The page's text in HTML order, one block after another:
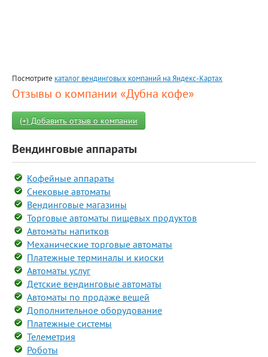
Посмотрите каталог вендинговых компаний на Яндекс-Картах
Отзывы о компании «Дубна кофе»
(+) Добавить отзыв о компании
Вендинговые аппараты
Кофейные аппараты
Снековые автоматы
Вендинговые магазины
Торговые автоматы пищевых продуктов
Автоматы напитков
Механические торговые автоматы
Платежные терминалы и киоски
Автоматы услуг
Детские вендинговые автоматы
Автоматы по продаже вещей
Дополнительное оборудование
Платежные системы
Телеметрия
Роботы